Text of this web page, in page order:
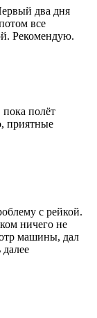
два дня
все
Рекомендую.
полёт
приятные
с рейкой.
ничего не
машины, дал